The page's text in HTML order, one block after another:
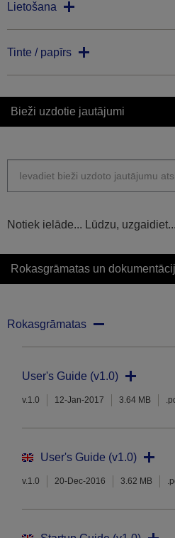
Lietošana
Tinte / papīrs
Bieži uzdotie jautājumi
Notiek ielāde... Lūdzu, uzgaidiet...
Rokasgrāmatas un
Rokasgrāmatas
User's Guide (v1.0)
v.1.0 12-Jan-2017 3.64 MB
User's Guide (v1.0)
v.1.0 20-Dec-2016 3.62 MB